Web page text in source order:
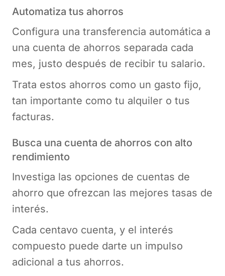
Automatiza tus ahorros
Configura una transferencia automática a
una cuenta de ahorros separada cada
mes, justo después de recibir tu salario.
Trata estos ahorros como un gasto fijo,
tan importante como tu alquiler o tus
facturas.
Busca una cuenta de ahorros con alto
rendimiento
Investiga las opciones de cuentas de
ahorro que ofrezcan las mejores tasas de
interés.
Cada centavo cuenta, y el interés
compuesto puede darte un impulso
adicional a tus ahorros.